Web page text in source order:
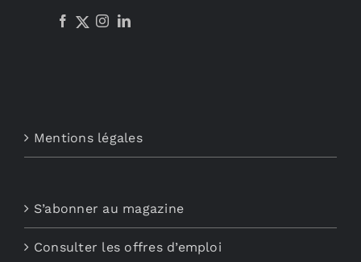
Mentions légales
S’abonner au magazine
Consulter les offres d’emploi